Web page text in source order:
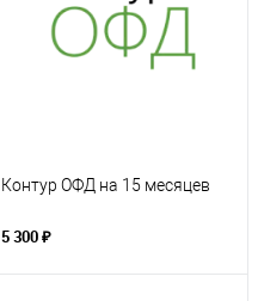
Контур ОФД на 15 месяцев
5 300 ₽